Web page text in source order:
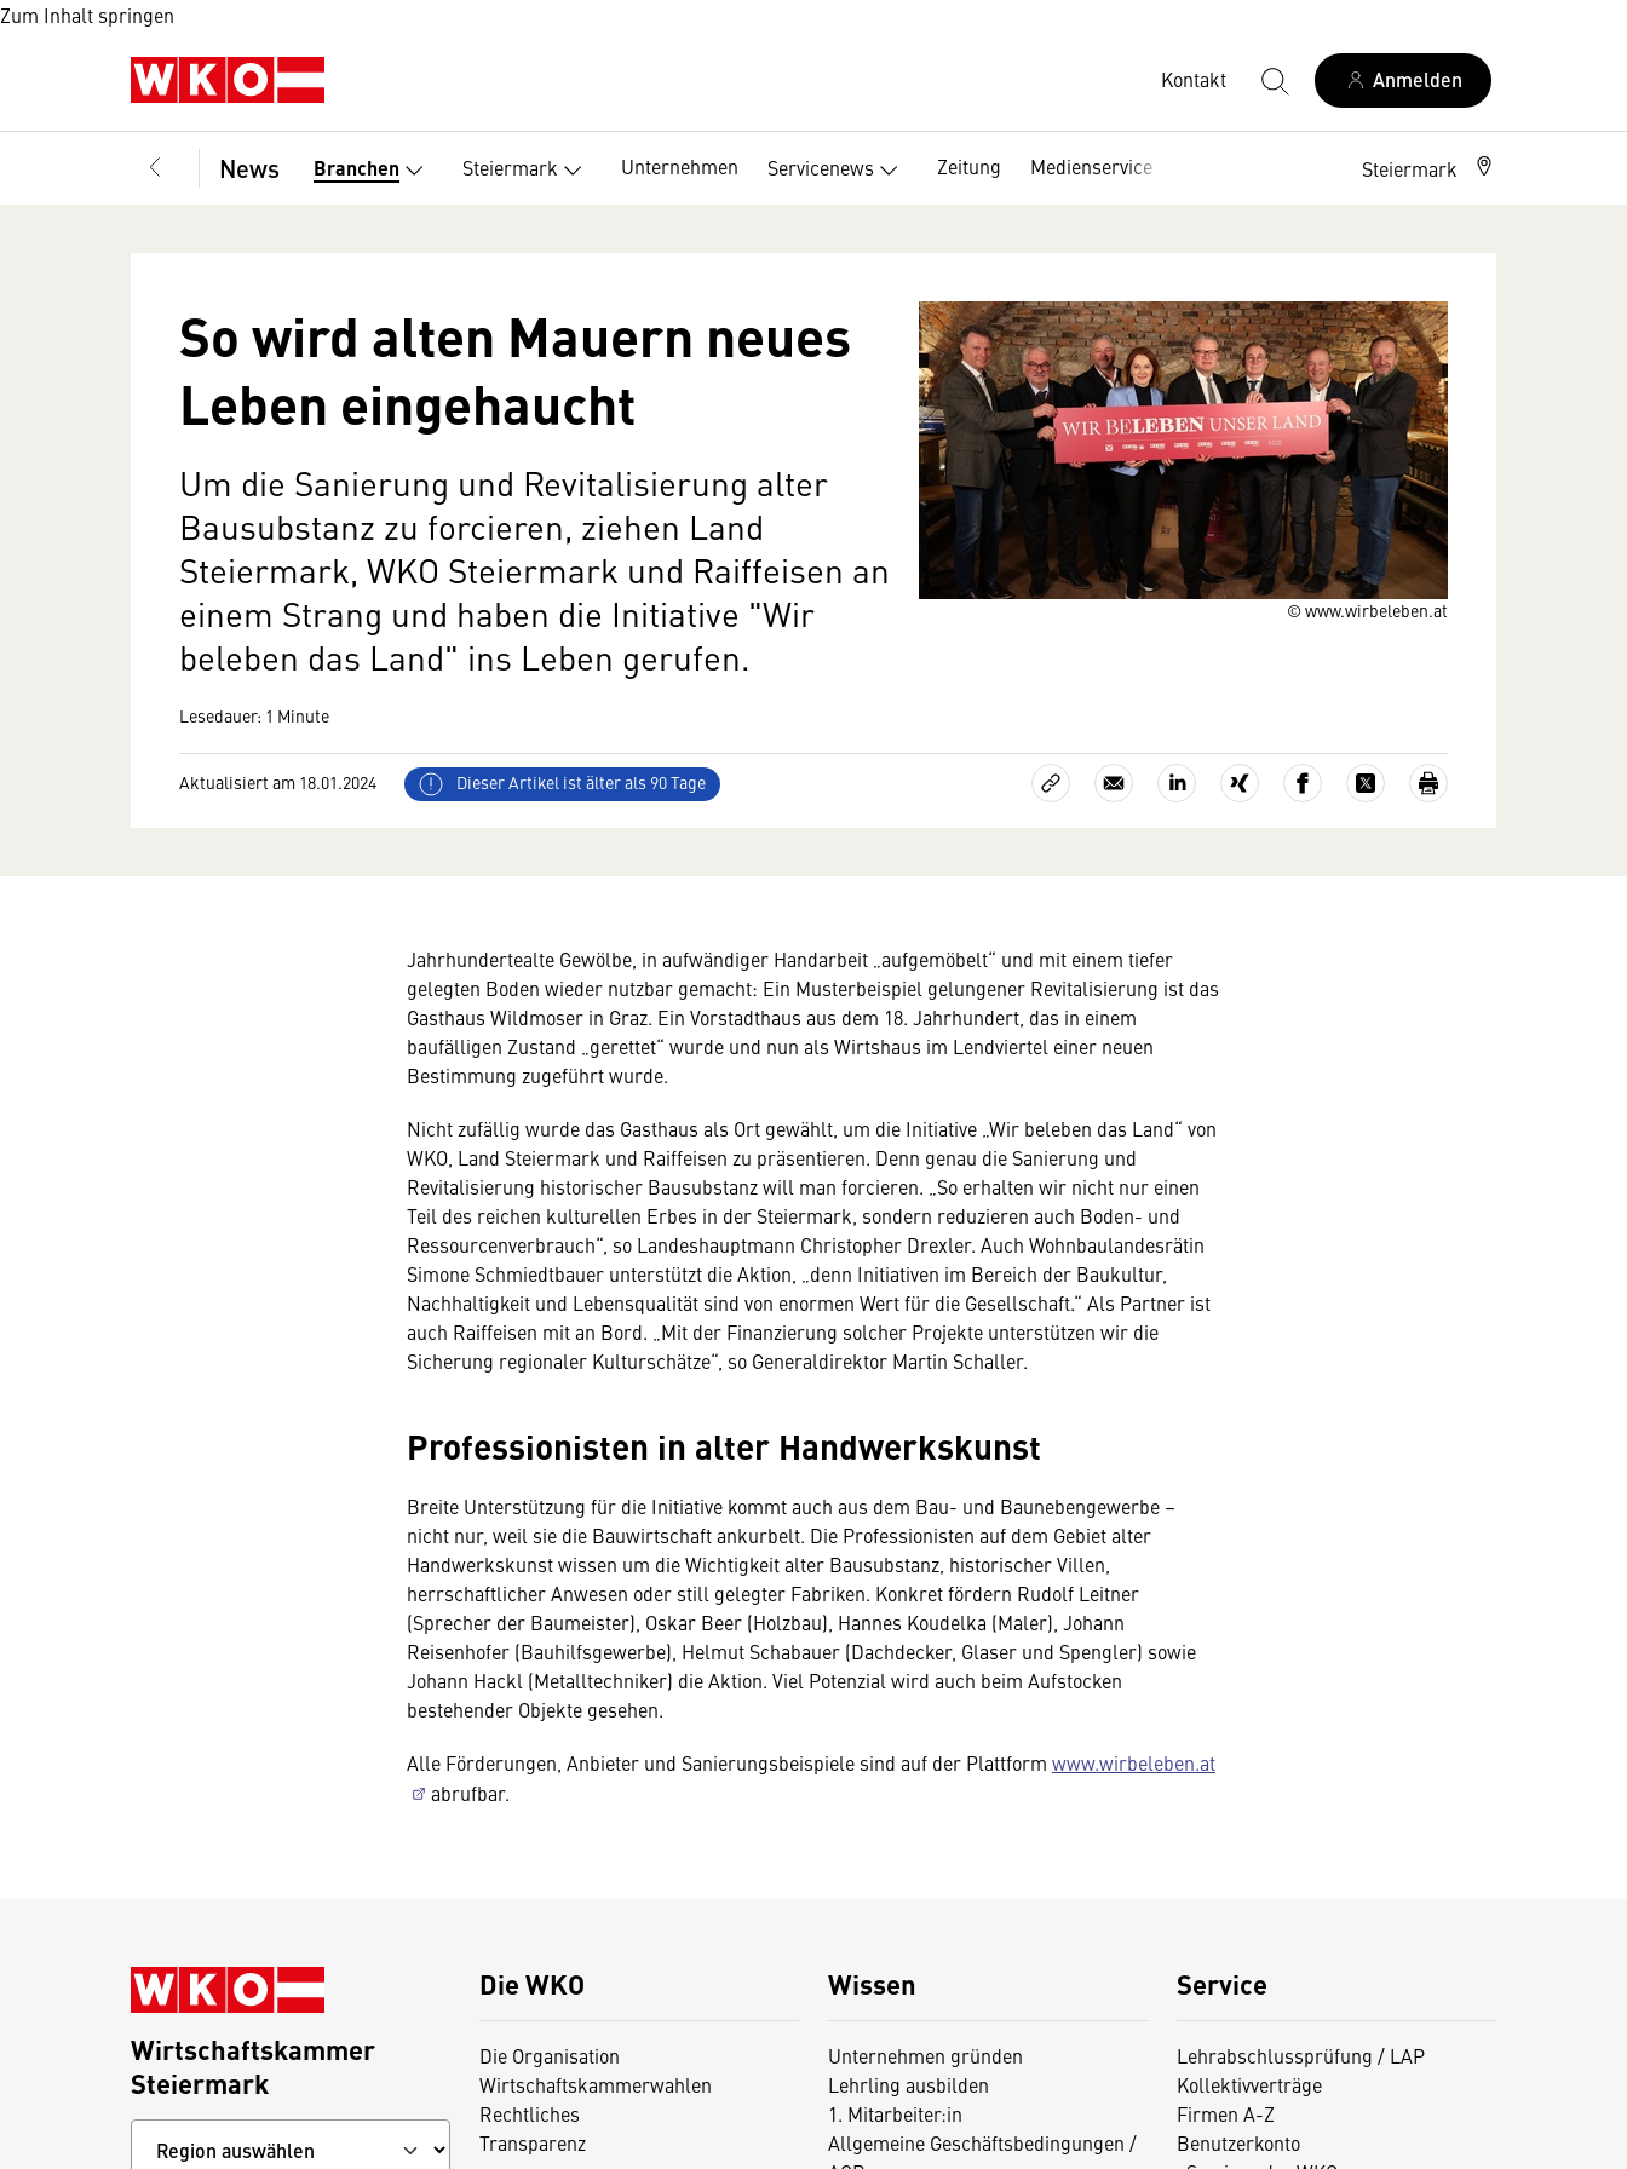
Zum Inhalt springen
Kontakt Anmelden
News Branchen Steiermark Unternehmen Servicenews Zeitung Medienservice Steiermark
© www.wirbeleben.at
So wird alten Mauern neues
Leben eingehaucht
Um die Sanierung und Revitalisierung alter
Bausubstanz zu forcieren, ziehen Land
Steiermark, WKO Steiermark und Raiffeisen an
einem Strang und haben die Initiative "Wir
beleben das Land" ins Leben gerufen.
Lesedauer: 1 Minute
Aktualisiert am 18.01.2024 Dieser Artikel ist älter als 90 Tage
Jahrhundertealte Gewölbe, in aufwändiger Handarbeit „aufgemöbelt“ und mit einem tiefer
gelegten Boden wieder nutzbar gemacht: Ein Musterbeispiel gelungener Revitalisierung ist das
Gasthaus Wildmoser in Graz. Ein Vorstadthaus aus dem 18. Jahrhundert, das in einem
baufälligen Zustand „gerettet“ wurde und nun als Wirtshaus im Lendviertel einer neuen
Bestimmung zugeführt wurde.
Nicht zufällig wurde das Gasthaus als Ort gewählt, um die Initiative „Wir beleben das Land“ von
WKO, Land Steiermark und Raiffeisen zu präsentieren. Denn genau die Sanierung und
Revitalisierung historischer Bausubstanz will man forcieren. „So erhalten wir nicht nur einen
Teil des reichen kulturellen Erbes in der Steiermark, sondern reduzieren auch Boden- und
Ressourcenverbrauch“, so Landeshauptmann Christopher Drexler. Auch Wohnbaulandesrätin
Simone Schmiedtbauer unterstützt die Aktion, „denn Initiativen im Bereich der Baukultur,
Nachhaltigkeit und Lebensqualität sind von enormen Wert für die Gesellschaft.“ Als Partner ist
auch Raiffeisen mit an Bord. „Mit der Finanzierung solcher Projekte unterstützen wir die
Sicherung regionaler Kulturschätze“, so Generaldirektor Martin Schaller.
Professionisten in alter Handwerkskunst
Breite Unterstützung für die Initiative kommt auch aus dem Bau- und Baunebengewerbe –
nicht nur, weil sie die Bauwirtschaft ankurbelt. Die Professionisten auf dem Gebiet alter
Handwerkskunst wissen um die Wichtigkeit alter Bausubstanz, historischer Villen,
herrschaftlicher Anwesen oder still gelegter Fabriken. Konkret fördern Rudolf Leitner
(Sprecher der Baumeister), Oskar Beer (Holzbau), Hannes Koudelka (Maler), Johann
Reisenhofer (Bauhilfsgewerbe), Helmut Schabauer (Dachdecker, Glaser und Spengler) sowie
Johann Hackl (Metalltechniker) die Aktion. Viel Potenzial wird auch beim Aufstocken
bestehender Objekte gesehen.
Alle Förderungen, Anbieter und Sanierungsbeispiele sind auf der Plattform www.wirbeleben.at
abrufbar.
Die WKO
Die Organisation
Wirtschaftskammerwahlen
Rechtliches
Transparenz
Wissen
Unternehmen gründen
Lehrling ausbilden
1. Mitarbeiter:in
Allgemeine Geschäftsbedingungen /
Service
Lehrabschlussprüfung / LAP
Kollektivverträge
Firmen A-Z
Benutzerkonto
Wirtschaftskammer
Steiermark